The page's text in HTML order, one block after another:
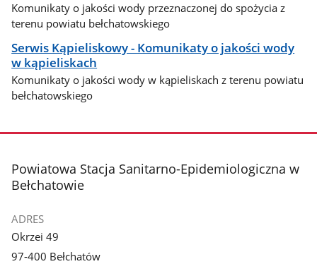
Komunikaty o jakości wody przeznaczonej do spożycia z
terenu powiatu bełchatowskiego
Serwis Kąpieliskowy - Komunikaty o jakości wody
w kąpieliskach
Komunikaty o jakości wody w kąpieliskach z terenu powiatu
bełchatowskiego
stopka
Powiatowa Stacja Sanitarno-Epidemiologiczna w
Bełchatowie
ADRES
Okrzei 49
97-400 Bełchatów